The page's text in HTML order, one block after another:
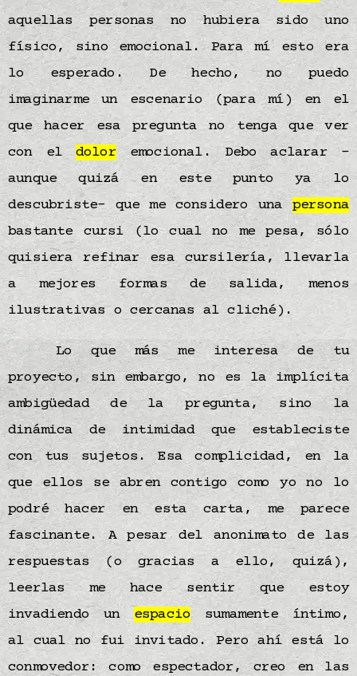
aquellas personas no hubiera sido uno
físico, sino emocional. Para mí esto era
lo esperado. De hecho, no puedo
imaginarme un escenario (para mí) en el
que hacer esa pregunta no tenga que ver
con eldoloremocional. Debo aclarar –
aunque quizá en este punto ya lo
descubriste– que me considero una persona
bastante cursi (lo cual no me pesa, sólo
quisiera refinar esa cursilería, llevarla
a mejores formas de salida, menos
ilustrativas o cercanas al cliché).
Lo que más me interesa de tu
proyecto, sin embargo, no es la implícita
ambigüedad de la pregunta, sino la
dinámica de intimidad que estableciste
con tus sujetos. Esa complicidad, en la
que ellos se abren contigo como yo no lo
podré hacer en esta carta, me parece
fascinante. A pesar del anonimato de las
respuestas (o gracias a ello, quizá),
leerlas me hace sentir que estoy
invadiendo un espaciosumamente íntimo,
al cual no fui invitado. Pero ahí está lo
conmovedor: como espectador, creo en las